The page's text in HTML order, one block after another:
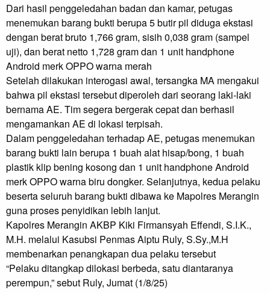
Dari hasil penggeledahan badan dan kamar, petugas
menemukan barang bukti berupa 5 butir pil diduga ekstasi
dengan berat bruto 1,766 gram, sisih 0,038 gram (sampel
uji), dan berat netto 1,728 gram dan 1 unit handphone
Android merk OPPO warna merah
Setelah dilakukan interogasi awal, tersangka MA mengakui
bahwa pil ekstasi tersebut diperoleh dari seorang laki-laki
bernama AE. Tim segera bergerak cepat dan berhasil
mengamankan AE di lokasi terpisah.
Dalam penggeledahan terhadap AE, petugas menemukan
barang bukti lain berupa 1 buah alat hisap/bong, 1 buah
plastik klip bening kosong dan 1 unit handphone Android
merk OPPO warna biru dongker. Selanjutnya, kedua pelaku
beserta seluruh barang bukti dibawa ke Mapolres Merangin
guna proses penyidikan lebih lanjut.
Kapolres Merangin AKBP Kiki Firmansyah Effendi, S.I.K.,
M.H. melalui Kasubsi Penmas Aiptu Ruly, S.Sy.,M.H
membenarkan penangkapan dua pelaku tersebut
“Pelaku ditangkap dilokasi berbeda, satu diantaranya
perempun,” sebut Ruly, Jumat (1/8/25)